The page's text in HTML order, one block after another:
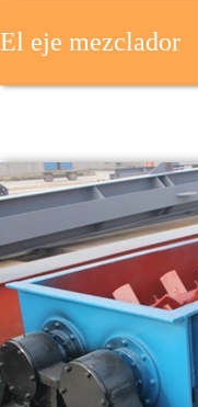
El eje mezclador